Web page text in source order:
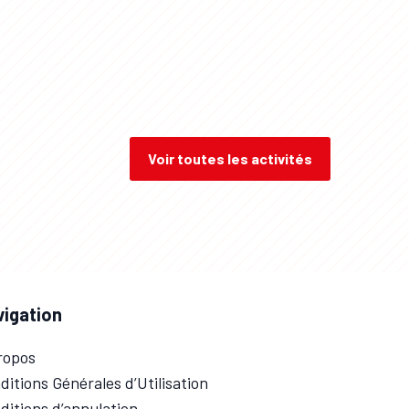
Voir toutes les activités
Générales d’Utilisation